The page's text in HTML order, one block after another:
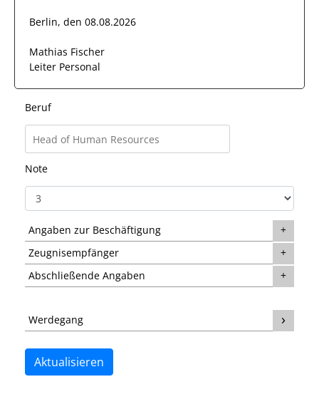
Berlin, den 08.08.2026
Mathias Fischer
Leiter Personal
Beruf
Note
Angaben zur Beschäftigung
Zeugnisempfänger
Abschließende Angaben
Werdegang
Aktualisieren